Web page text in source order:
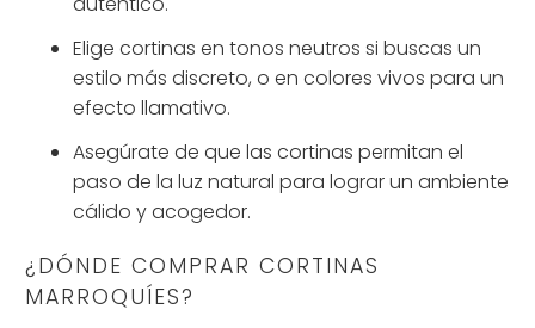
Elige cortinas en tonos neutros si buscas un
estilo más discreto, o en colores vivos para un
efecto llamativo.
Asegúrate de que las cortinas permitan el
paso de la luz natural para lograr un ambiente
cálido y acogedor.
¿DÓNDE COMPRAR CORTINAS
MARROQUÍES?